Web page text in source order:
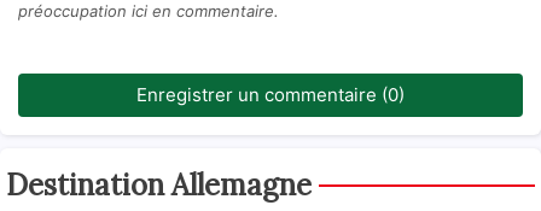
préoccupation ici en commentaire.
Enregistrer un commentaire (0)
Destination Allemagne